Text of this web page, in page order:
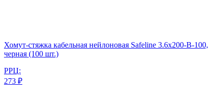
Хомут-стяжка кабельная нейлоновая Safeline 3.6x200-В-100,
черная (100 шт.)
РРЦ:
273 ₽